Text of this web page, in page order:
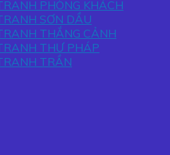
PHÒNG KHÁCH
SƠN DẦU
THẮNG CẢNH
THƯ PHÁP
TRẦN